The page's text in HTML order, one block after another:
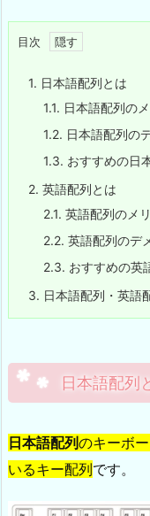
目次
1. 日本語配列とは
1.1. 日本語配列の
1.2. 日本語配列の
1.3. おすすめの日
2. 英語配列とは
2.1. 英語配列のメ
2.2. 英語配列のデ
2.3. おすすめの英
3. 日本語配列・英語
日本語配列
日本語配列のキーボ
いるキー配列です。